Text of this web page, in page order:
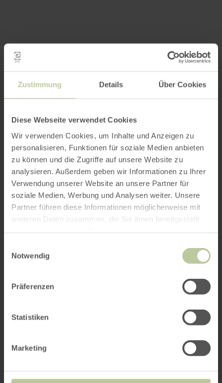
Zustimmung Details Über Cookies
Diese Webseite verwendet Cookies
Wir verwenden Cookies, um Inhalte und Anzeigen zu
personalisieren, Funktionen für soziale Medien anbieten
zu können und die Zugriffe auf unsere Website zu
analysieren. Außerdem geben wir Informationen zu Ihrer
Verwendung unserer Website an unsere Partner für
soziale Medien, Werbung und Analysen weiter. Unsere
Partner führen diese Informationen möglicherweise mit
weiteren Daten zusammen, die Sie ihnen bereitgestellt
Notwendig
Präferenzen
Statistiken
Marketing